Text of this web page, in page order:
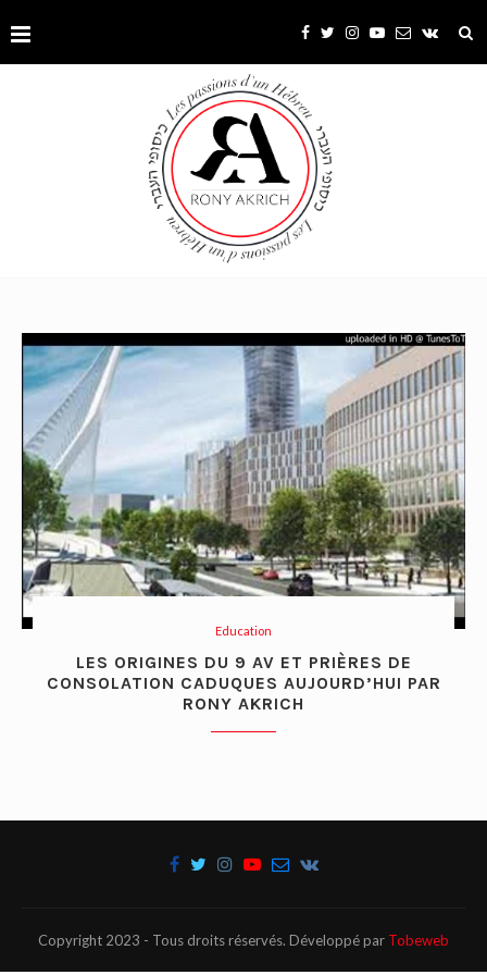
Education
LES ORIGINES DU 9 AV ET PRIÈRES DE
CONSOLATION CADUQUES AUJOURD’HUI PAR
RONY AKRICH
Copyright 2023 - Tous droits réservés. Développé par Tobeweb